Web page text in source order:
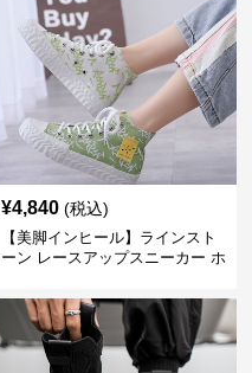
¥4,840 (税込)
【美脚インヒール】ラインスト
ーン レースアップスニーカー ホ